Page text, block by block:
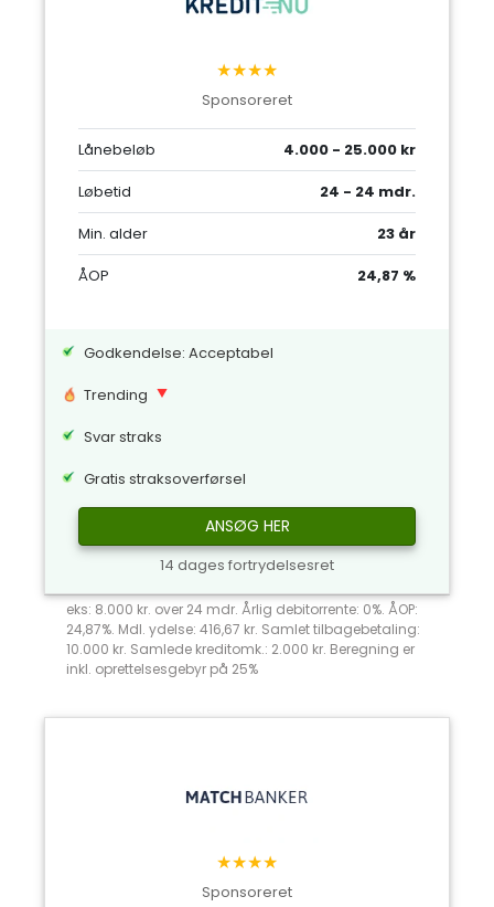
★★★★
Sponsoreret
Lånebeløb
4.000 - 25.000 kr
Løbetid
24 - 24 mdr.
Min. alder
23 år
ÅOP
24,87 %
Godkendelse: Acceptabel
Trending
Svar straks
Gratis straksoverførsel
ANSØG HER
14 dages fortrydelsesret
eks: 8.000 kr. over 24 mdr. Årlig debitorrente: 0%. ÅOP:
24,87%. Mdl. ydelse: 416,67 kr. Samlet tilbagebetaling:
10.000 kr. Samlede kreditomk.: 2.000 kr. Beregning er
inkl. oprettelsesgebyr på 25%
★★★★
Sponsoreret